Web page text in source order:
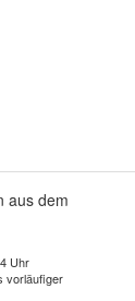
aus dem
Uhr
vorläufiger